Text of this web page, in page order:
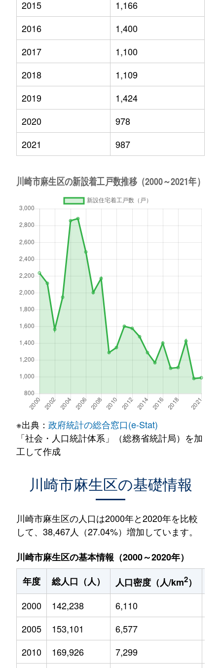
2015
1,166
2016
1,400
2017
1,100
2018
1,109
2019
1,424
2020
978
2021
987
※出典： 政府統計の総合窓口(e-Stat)
「社会・人口統計体系」（総務省統計局）を加
工して作成
川崎市麻生区の基礎情報
川崎市麻生区の人口は2000年と2020年を比較
して、38,467人（27.04%）増加しています。
川崎市麻生区の基本情報（2000～2020年）
年度
総人口（人） 人口密度（人/km2）
2000
142,238 6,110
2005
153,101 6,577
2010
169,926 7,299